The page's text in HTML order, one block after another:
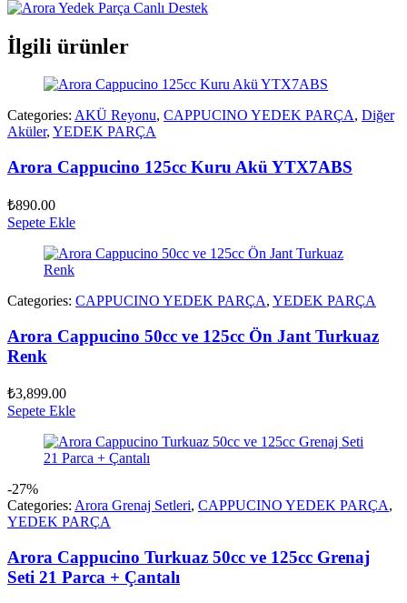
İlgili ürünler
Categories: AKÜ Reyonu, CAPPUCINO YEDEK PARÇA, Diğer
Aküler, YEDEK PARÇA
Arora Cappucino 125cc Kuru Akü YTX7ABS
₺890.00
Sepete Ekle
Categories: CAPPUCINO YEDEK PARÇA, YEDEK PARÇA
Arora Cappucino 50cc ve 125cc Ön Jant Turkuaz
Renk
₺3,899.00
Sepete Ekle
-27%
Categories: Arora Grenaj Setleri, CAPPUCINO YEDEK PARÇA,
YEDEK PARÇA
Arora Cappucino Turkuaz 50cc ve 125cc Grenaj
Seti 21 Parca + Çantalı